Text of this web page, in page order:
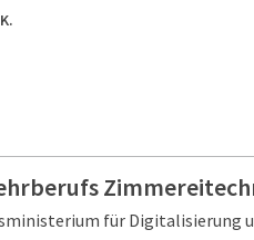
für Digitalisierung